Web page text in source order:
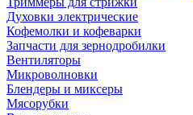
Духовки электрические
Кофемолки и кофеварки
Запчасти для зернодробилки
Вентиляторы
Микроволновки
Блендеры и миксеры
Мясорубки